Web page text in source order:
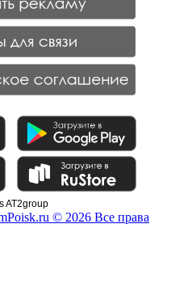
AT2group
© 2026 Все права